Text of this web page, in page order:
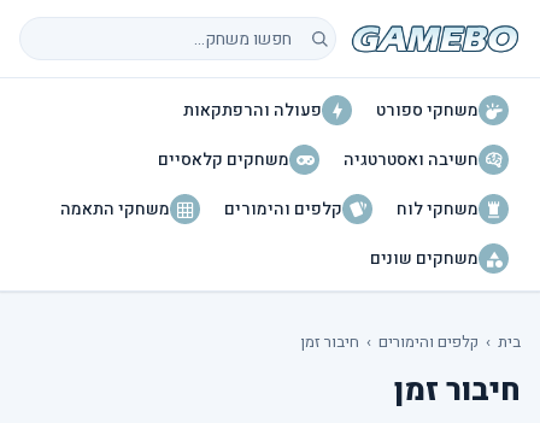
חיפוש משחקים
משחקי ספורט
פעולה והרפתקאות
חשיבה ואסטרטגיה
משחקים קלאסיים
משחקי לוח
קלפים והימורים
משחקי התאמה
משחקים שונים
בית › קלפים והימורים › חיבור זמן
חיבור זמן